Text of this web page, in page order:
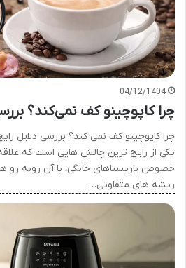
04/12/1404
چرا کاپوچینو کف نمی‌کند؟
چرا کاپوچینو کف نمی کند؟ بررسی دلایل
یکی از رایج ترین چالش هایی است که
خصوص باریستاهای خانگی، با آن روبه رو
ریشه های متفاوتی…